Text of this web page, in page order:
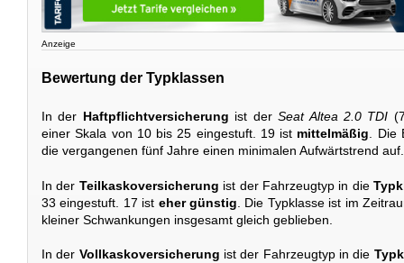
Anzeige
Bewertung der Typklassen
In der Haftpflichtversicherung ist derSeat Altea 2.0 TDI
einer Skala von 10 bis 25 eingestuft. 19 ist mittelmäßig .
die vergangenen fünf Jahre einen minimalen Aufwärtstrend auf.
In der Teilkaskoversicherung ist der Fahrzeugtyp in die
33 eingestuft. 17 ist eher günstig . Die Typklasse ist im
kleiner Schwankungen insgesamt gleich geblieben.
In der Vollkaskoversicherung ist der Fahrzeugtyp in die